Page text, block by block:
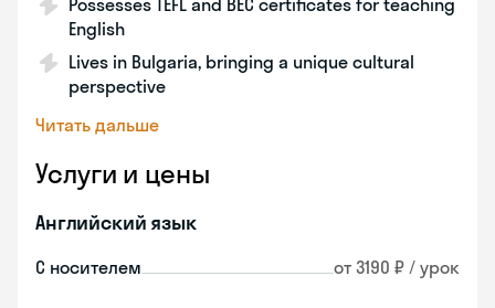
Possesses TEFL and BEC certificates for teaching
English
Lives in Bulgaria, bringing a unique cultural
perspective
Читать дальше
Услуги и цены
Английский язык
С носителем от 3190 ₽ / урок